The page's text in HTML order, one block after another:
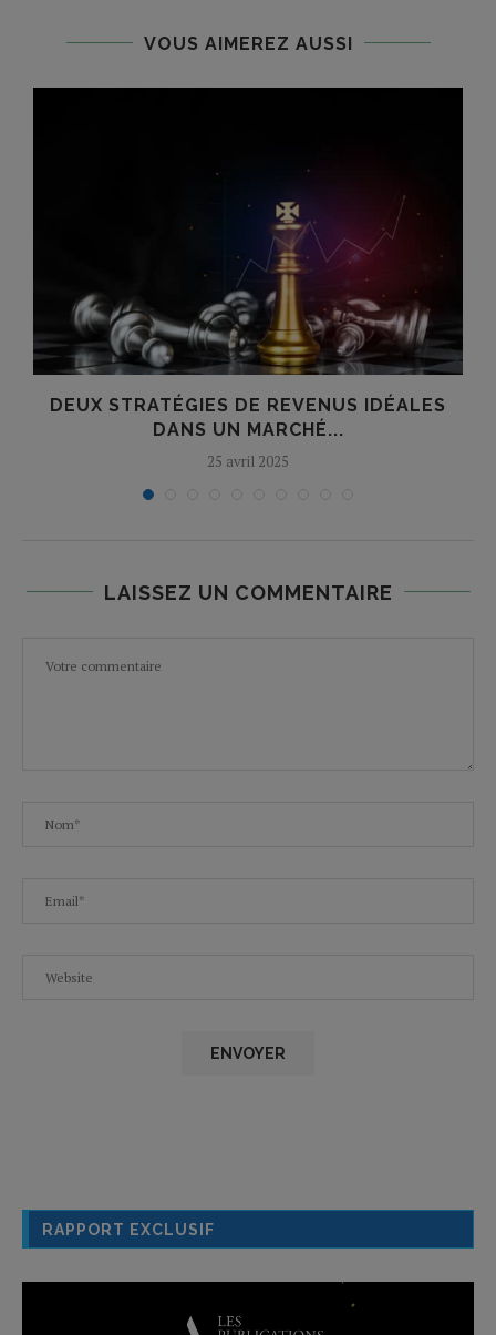
VOUS AIMEREZ AUSSI
DEUX STRATÉGIES DE REVENUS IDÉALES
DANS UN MARCHÉ...
25 avril 2025
LAISSEZ UN COMMENTAIRE
RAPPORT EXCLUSIF